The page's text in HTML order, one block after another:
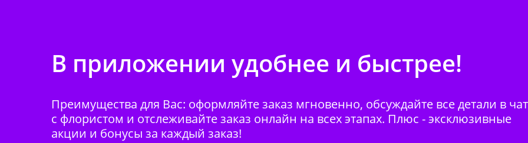
В приложении удобнее и быстрее!
Преимущества для Вас: оформляйте заказ мгновенно, обсуждайте все детали в
с флористом и отслеживайте заказ онлайн на всех этапах. Плюс - эксклюзивные
акции и бонусы за каждый заказ!